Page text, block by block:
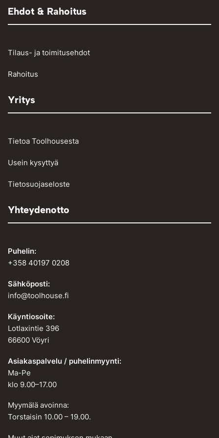
Osienpesu
Vinssit ja taljat
Henkilö- ja pakettiautojen vikakoodinlukijat
Ehdot & Rahoitus
Tilaus- ja toimitusehdot
Rahoitus
Yritys
Tietoa Toolhousesta
Usein kysyttyä
Tietosuojaseloste
Yhteydenotto
Puhelin:
+358 40197 0208
Sähköposti:
info@toolhouse.fi
Käyntiosoite:
Lotlaxintie 396
66600 Vöyri
Asiakaspalvelu / puhelinmyynti:
Ma-Pe
klo 9.00–17.00
Myymälä avoinna:
Torstaisin 10.00 – 19.00.